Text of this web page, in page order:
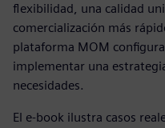
flexibilidad, una calidad
comercialización más
plataforma MOM
implementar una
necesidades.
El e-book ilustra casos